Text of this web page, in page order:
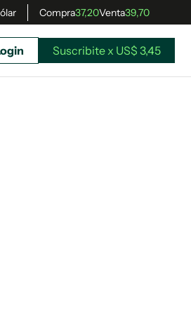
Compra37,20Venta39,70
US$ 3,45
Suscribite x US$ 3,45